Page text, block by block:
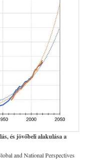
és jövőbeli alakulása a
and National Perspectives